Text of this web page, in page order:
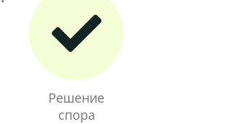
Решение
спора